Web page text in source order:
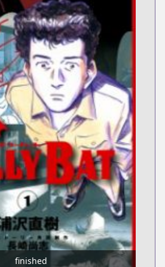
finished